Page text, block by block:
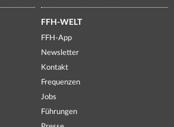
FFH-WELT
FFH-App
Newsletter
Kontakt
Frequenzen
Jobs
Führungen